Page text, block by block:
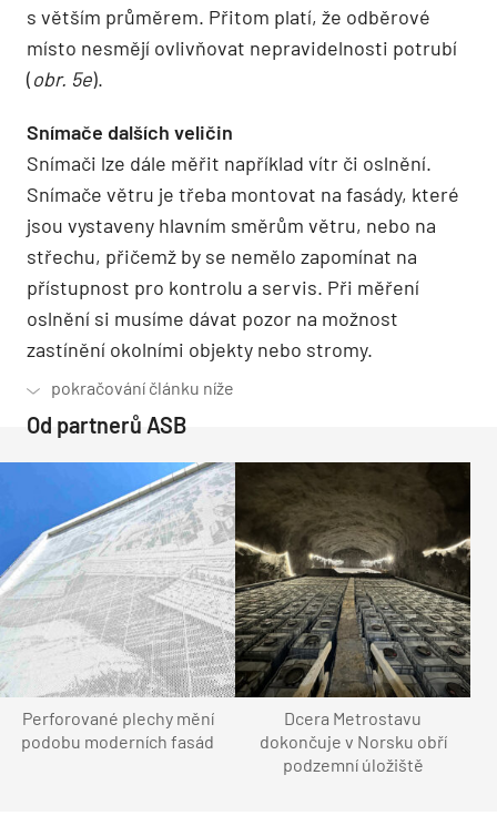
s větším průměrem. Přitom platí, že odběrové
místo nesmějí ovlivňovat nepravidelnosti potrubí
(obr. 5e).
Snímače dalších veličin
Snímači lze dále měřit například vítr či oslnění.
Snímače větru je třeba montovat na fasády, které
jsou vystaveny hlavním směrům větru, nebo na
střechu, přičemž by se nemělo zapomínat na
přístupnost pro kontrolu a servis. Při měření
oslnění si musíme dávat pozor na možnost
zastínění okolními objekty nebo stromy.
Od partnerů ASB
Perforované plechy mění
podobu moderních fasád
Dcera Metrostavu
dokončuje v Norsku obří
podzemní úložiště